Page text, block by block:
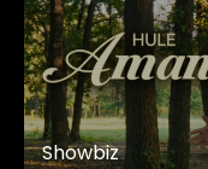
Showbiz